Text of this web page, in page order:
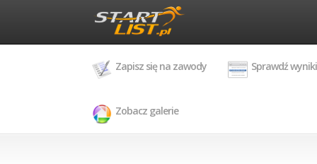
Zapisz się na zawody Sprawdź wyniki
Zobacz galerie